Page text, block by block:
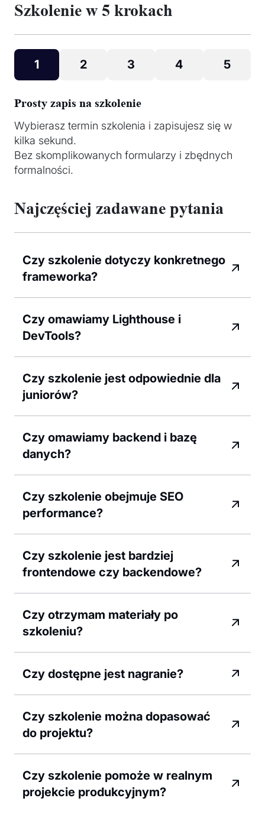
Szkolenie w 5 krokach
1 2 3 4 5
Prosty zapis na szkolenie
Wybierasz termin szkolenia i zapisujesz się w
kilka sekund.
Bez skomplikowanych formularzy i zbędnych
formalności.
Najczęściej zadawane pytania
Czy szkolenie dotyczy konkretnego
frameworka?
Czy omawiamy Lighthouse i
DevTools?
Czy szkolenie jest odpowiednie dla
juniorów?
Czy omawiamy backend i bazę
danych?
Czy szkolenie obejmuje SEO
performance?
Czy szkolenie jest bardziej
frontendowe czy backendowe?
Czy otrzymam materiały po
szkoleniu?
Czy dostępne jest nagranie?
Czy szkolenie można dopasować
do projektu?
Czy szkolenie pomoże w realnym
projekcie produkcyjnym?